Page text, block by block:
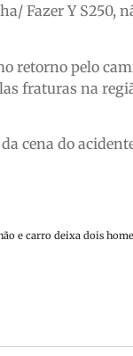
Fazer Y S250,
retorno pelo
fraturas na
cena do